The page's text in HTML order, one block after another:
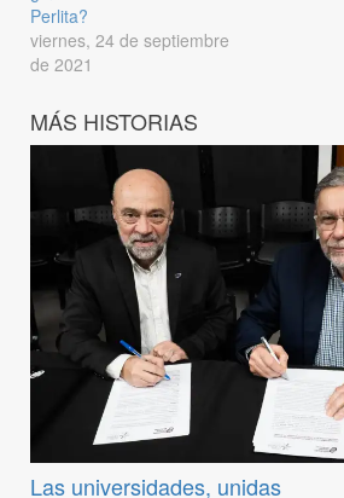
Perlita?
viernes, 24 de septiembre
de 2021
MÁS HISTORIAS
Las universidades, unidas